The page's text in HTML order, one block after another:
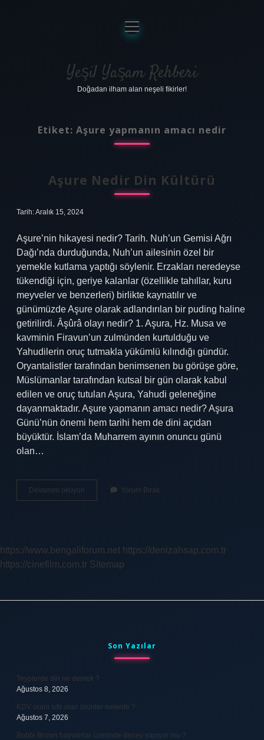
Anasayfa
Gizlilik Politikası
Yasal Uyarı
menüyü
aç
Yeşil Yaşam Rehberi
Doğadan ilham alan neşeli fikirler!
Etiket: Aşure yapmanın amacı nedir
Aşure Nedir Din Kültürü
Tarih: Aralık 15, 2024
Aşure’nin hikayesi nedir? Tarih. Nuh’un Gemisi Ağrı
Dağı’nda durduğunda, Nuh’un ailesinin özel bir
yemekle kutlama yaptığı söylenir. Erzakları neredeyse
tükendiği için, geriye kalanlar (özellikle tahıllar, kuru
meyveler ve benzerleri) birlikte kaynatılır ve
günümüzde Aşure olarak adlandırılan bir puding haline
getirilirdi. Âşûrâ olayı nedir? 1. Aşura, Hz. Musa ve
kavminin Firavun’un zulmünden kurtulduğu ve
Yahudilerin oruç tutmakla yükümlü kılındığı gündür.
Oryantalistler tarafından benimsenen bu görüşe göre,
Müslümanlar tarafından kutsal bir gün olarak kabul
edilen ve oruç tutulan Aşura, Yahudi geleneğine
dayanmaktadır. Aşure yapmanın amacı nedir? Aşura
Günü’nün önemi hem tarihi hem de dini açıdan
büyüktür. İslam’da Muharrem ayının onuncu günü
olan…
Devamını okuyun
Nedir
Yorum Bırak
https://www.bengaliforum.net https://denizahsap.com.tr
https://cinefilm.com.tr Sitemap
Son Yazılar
Teyplerde din ne demek ?
Ağustos 8, 2026
KDV oranı sıfır olan ürünler nelerdir ?
Ağustos 7, 2026
Bobbi Brown hayvanlar üzerinde deney yapıyor mu ?